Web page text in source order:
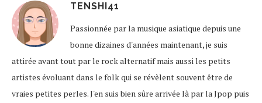
TENSHI41
Passionnée par la musique asiatique depuis une
bonne dizaines d'années maintenant, je suis
attirée avant tout par le rock alternatif mais aussi les petits
artistes évoluant dans le folk qui se révèlent souvent être de
vraies petites perles. J'en suis bien sûre arrivée là par la Jpop puis